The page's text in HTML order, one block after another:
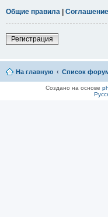
Общие правила |
Регистрация
На главную Список
Создано на основе